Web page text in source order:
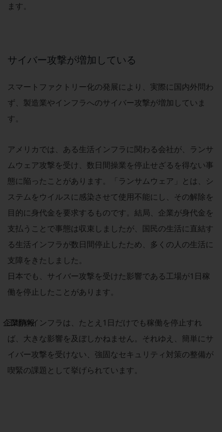
セキュリティ
製造業
運輸業
建設業
その他の業界はこちら
ゲーム感覚で見つける
ビジネスお悩み診断
NTTドコモビジネス
オンラインショップ
モバイル・ICTサービスをオンラインで
法人向けモバイルトップ
はじめての方へ
サービス・商品を探す
新規会員登録/ログインはこちら
100回線以上のお問い合わせ・お見積りはこちら
別ウィンドウで開きます
企業情報
企業情報TOP
会社案内
会社案内TOP
組織
ます。
サイバー攻撃が増加している
スマートファクトリー化の発展により、実際に国内外問わ
ず、製造業やインフラへのサイバー攻撃が増加していま
す。
アメリカでは、ある生活インフラに関わる会社が、ランサ
ムウェア攻撃を受け、数日間操業を停止せざるを得ない事
態に陥ったことがあります。「ランサムウェア」とは、シ
ステムをウイルスに感染させて使用不能にし、その解除を
目的に身代金を要求するものです。結局、企業が身代金を
支払うことで事態は収束しましたが、国民の生活に直結す
る生活インフラが数日間停止したため、多くの人の生活に
支障をきたしました。
日本でも、サイバー攻撃を受けた影響である工場が1日稼
働を停止したことがあります。
工場やインフラは、たとえ1日だけでも稼働を停止すれ
ば、大きな影響を及ぼしかねません。それゆえ、簡単にサ
イバー攻撃を受けない、強固なセキュリティ対策の整備が
喫緊の課題として挙げられています。